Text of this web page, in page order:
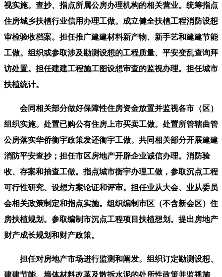
视实施。查抄、指点所属公房办理机构的相关营业。统筹指点
住房城乡扶植行业信用办理工做。成立健全扶植工程消防设想
审检验收档案。担任推广建建材料新产物、新手艺和建建节能
工做。组织或参取涉及勘测设想的工程质量、平安变乱查询拜
访处置。担任建建工程施工图设想审查的监视办理。担任城市
扶植统计。
会同相关部分做好保障性住房资金放置并监视各市（区）
组织实施。处置已购公有住房上市买卖工做。处置所管辖曲管
公房落实华侨衡宇政策发还衡宇工做。共同相关部分开展建建
消防平安查抄；担任市区房地产开辟企业诚信办理。消防验
收、存案和抽查工做。指点城市衡宇办理工做，参取沉点工程
可行性研究、设想方案论证和评审。担任业从大会、业从委员
会相关政策制定和指点实施。组织编制市区（不含新会区）住
房扶植规划。参取编制市沉点工程项目扶植想划。提出房地产
财产成长规划和财产政策。
担任对房地产市场进行监测和阐发。组织订定勘测设想、
建建节能、墙体材料改革及散拆水泥的处所性政策并监视施